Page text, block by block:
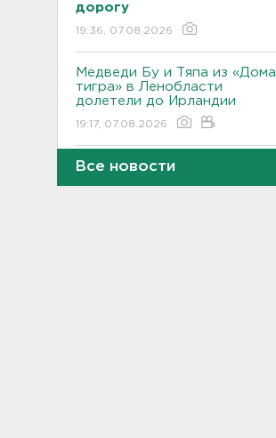
дорогу
19:36, 07.08.2026
Медведи Бу и Тяпа из «Дома
тигра» в Ленобласти
долетели до Ирландии
19:17, 07.08.2026
Больше десятка человек
Все новости